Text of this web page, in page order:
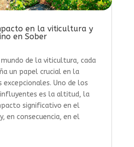
en la viticultura y
en Sober
de la viticultura, cada
un papel crucial en la
excepcionales. Uno de los
es la altitud, la
significativo en el
en consecuencia, en el